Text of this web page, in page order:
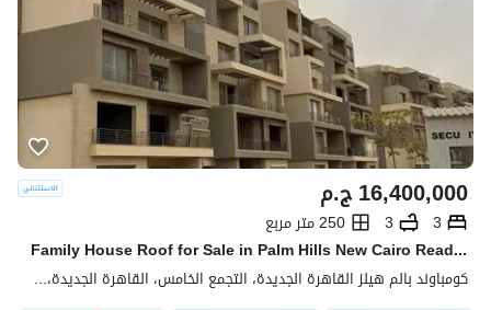
ج.م16,400,000
3
3
250 متر مربع
Family House Roof for Sale in Palm Hills New Cairo Ready to Move Prime Location Beside Mountain View ICity New Cairo Few Minutes away From AUC Bua:
كومباوند بالم هيلز القاهرة الجديدة، التجمع الخامس، القاهرة الجديدة، القاهرة